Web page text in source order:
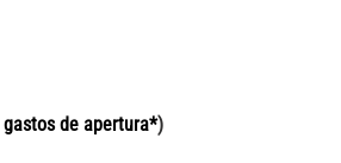
gastos de apertura*)